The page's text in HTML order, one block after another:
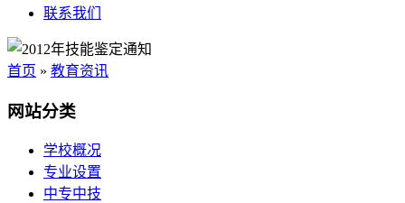
联系我们
首页 » 教育资讯
网站分类
学校概况
专业设置
中专中技